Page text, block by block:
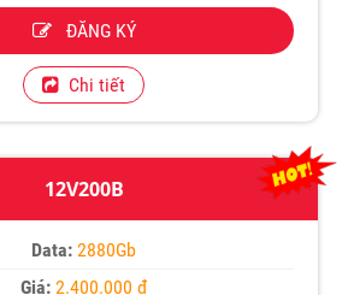
ĐĂNG KÝ
Chi tiết
12V200B
Data: 2880Gb
Giá:2.400.000 đ